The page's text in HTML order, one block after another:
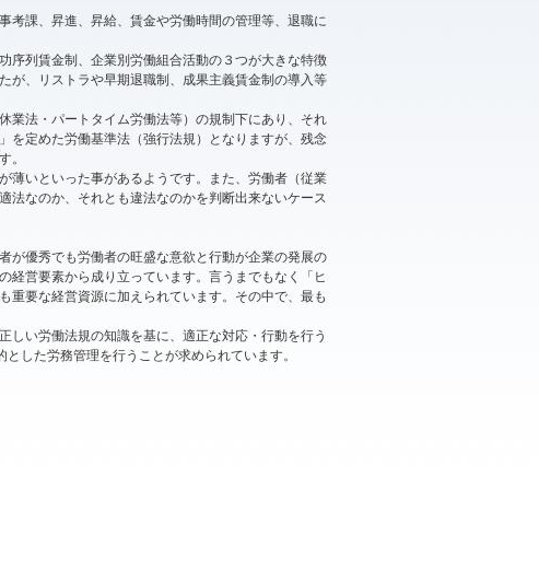
考課、昇進、昇給、賃金や労働時間の管理等、退職に
序列賃金制、企業別労働組合活動の３つが大きな特徴
が、リストラや早期退職制、成果主義賃金制の導入等
業法・パートタイム労働法等）の規制下にあり、それ
を定めた労働基準法（強行法規）となりますが、残念
。
薄いといった事があるようです。また、労働者（従業
法なのか、それとも違法なのかを判断出来ないケース
が優秀でも労働者の旺盛な意欲と行動が企業の発展の
経営要素から成り立っています。言うまでもなく「ヒ
重要な経営資源に加えられています。その中で、最も
しい労働法規の知識を基に、適正な対応・行動を行う
した労務管理を行うことが求められています。